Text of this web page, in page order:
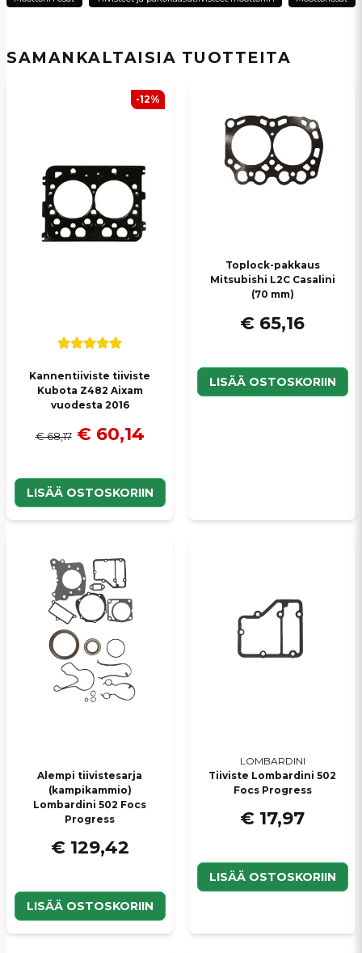
SAMANKALTAISIA ​​TUOTTEITA
Kannentiiviste tiiviste
Kubota Z482 Aixam
vuodesta 2016
€ 68,17 € 60,14
LISÄÄ OSTOSKORIIN
-12%
Toplock-pakkaus
Mitsubishi L2C Casalini
(70 mm)
€ 65,16
LISÄÄ OSTOSKORIIN
Alempi tiivistesarja
(kampikammio)
Lombardini 502 Focs
Progress
€ 129,42
LISÄÄ OSTOSKORIIN
LOMBARDINI
Tiiviste Lombardini 502
Focs Progress
€ 17,97
LISÄÄ OSTOSKORIIN
Lähetä kysymys